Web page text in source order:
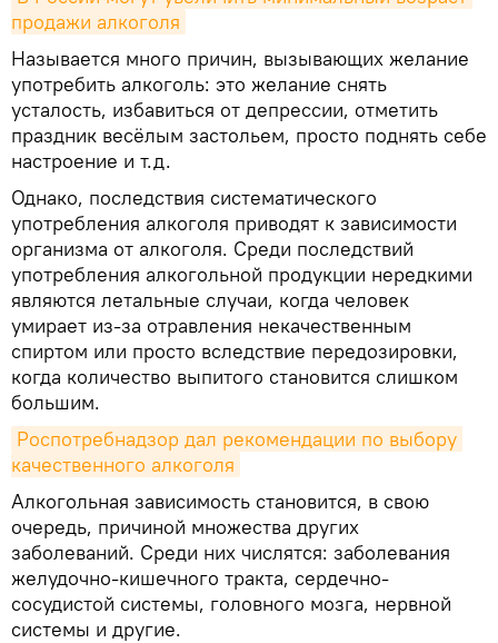
продажи алкоголя
Называется много причин, вызывающих желание
употребить алкоголь: это желание снять
усталость, избавиться от депрессии, отметить
праздник весёлым застольем, просто поднять себе
настроение и т.д.
Однако, последствия систематического
употребления алкоголя приводят к зависимости
организма от алкоголя. Среди последствий
употребления алкогольной продукции нередкими
являются летальные случаи, когда человек
умирает из-за отравления некачественным
спиртом или просто вследствие передозировки,
когда количество выпитого становится слишком
большим.
Роспотребнадзор дал рекомендации по выбору
качественного алкоголя
Алкогольная зависимость становится, в свою
очередь, причиной множества других
заболеваний. Среди них числятся: заболевания
желудочно-кишечного тракта, сердечно-
сосудистой системы, головного мозга, нервной
системы и другие.